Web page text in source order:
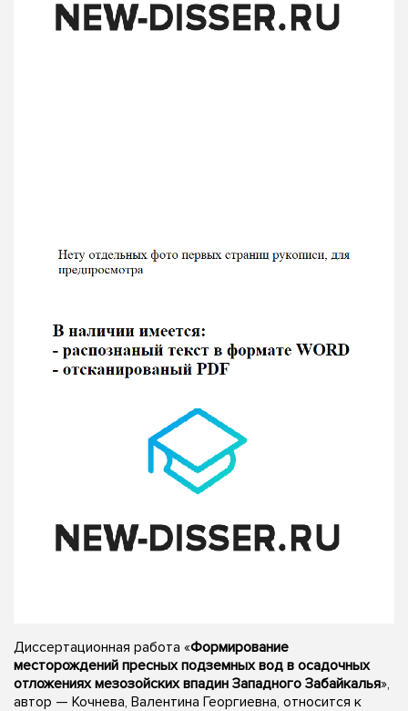
Диссертационная работа «Формирование
месторождений пресных подземных вод в осадочных
отложениях мезозойских впадин Западного Забайкалья»,
автор — Кочнева, Валентина Георгиевна, относится к